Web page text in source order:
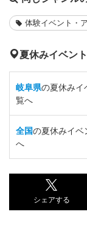
体験イベント・
夏休みイベン
岐阜県の夏休みイ
覧へ
全国の夏休みイベ
へ
シェアする